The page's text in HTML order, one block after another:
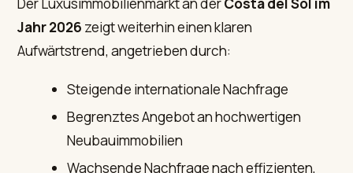
Jahr 2026 zeigt weiterhin einen klaren
Aufwärtstrend, angetrieben durch:
Steigende internationale Nachfrage
Begrenztes Angebot an hochwertigen
Neubauimmobilien
Wachsende Nachfrage nach effizienten,